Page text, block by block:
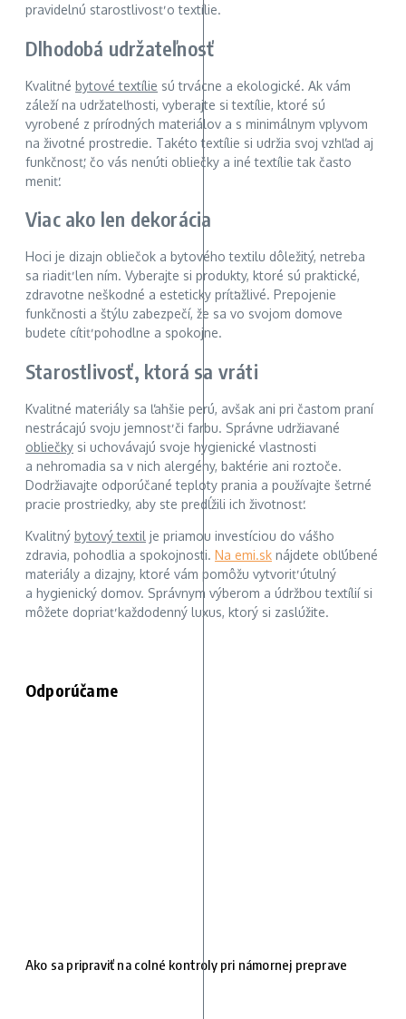
pravidelnú starostlivosť o textílie.
Dlhodobá udržateľnosť
Kvalitné bytové textílie sú trvácne a ekologické. Ak vám
záleží na udržateľnosti, vyberajte si textílie, ktoré sú
vyrobené z prírodných materiálov a s minimálnym vplyvom
na životné prostredie. Takéto textílie si udržia svoj vzhľad aj
funkčnosť, čo vás nenúti obliečky a iné textílie tak často
meniť.
Viac ako len dekorácia
Hoci je dizajn obliečok a bytového textilu dôležitý, netreba
sa riadiť len ním. Vyberajte si produkty, ktoré sú praktické,
zdravotne neškodné a esteticky príťažlivé. Prepojenie
funkčnosti a štýlu zabezpečí, že sa vo svojom domove
budete cítiť pohodlne a spokojne.
Starostlivosť, ktorá sa vráti
Kvalitné materiály sa ľahšie perú, avšak ani pri častom praní
nestrácajú svoju jemnosť či farbu. Správne udržiavané
obliečky si uchovávajú svoje hygienické vlastnosti
a nehromadia sa v nich alergény, baktérie ani roztoče.
Dodržiavajte odporúčané teploty prania a používajte šetrné
pracie prostriedky, aby ste predĺžili ich životnosť.
Kvalitný bytový textil je priamou investíciou do vášho
zdravia, pohodlia a spokojnosti. Na emi.sk nájdete obľúbené
materiály a dizajny, ktoré vám pomôžu vytvoriť útulný
a hygienický domov. Správnym výberom a údržbou textílií si
môžete dopriať každodenný luxus, ktorý si zaslúžite.
Odporúčame
Ako sa pripraviť na colné kontroly pri námornej preprave